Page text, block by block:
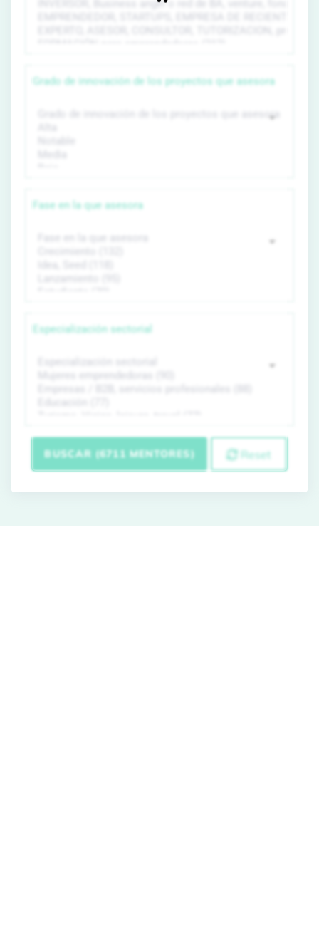
Grado de innovación de los proyectos que asesora
Fase en la que asesora
Especialización sectorial
BUSCAR (6711 MENTORES) Reset